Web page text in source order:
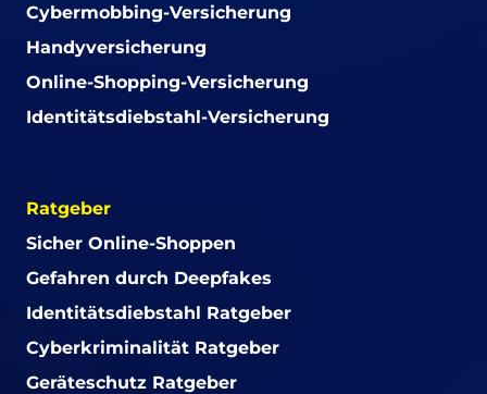
Cybermobbing-Versicherung
Handyversicherung
Online-Shopping-Versicherung
Identitätsdiebstahl-Versicherung
Ratgeber
Sicher Online-Shoppen
Gefahren durch Deepfakes
Identitätsdiebstahl Ratgeber
Cyberkriminalität Ratgeber
Geräteschutz Ratgeber